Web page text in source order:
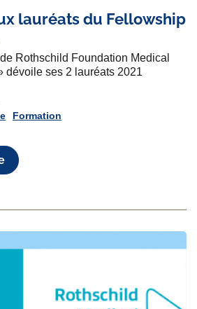
lauréats du Fellowship
Rothschild Foundation Medical
dévoile ses 2 lauréats 2021
Formation